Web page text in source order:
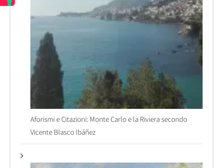
Aforismi e Citazioni: Monte Carlo e la Riviera secondo
Vicente Blasco Ibáñez